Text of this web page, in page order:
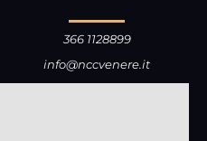
366 1128899
info@nccvenere.it